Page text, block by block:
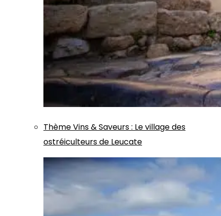
ThèmeVins & Saveurs: Le village des
ostréiculteurs de Leucate